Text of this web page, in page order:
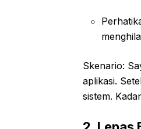
Skenario:
aplikasi.
sistem.